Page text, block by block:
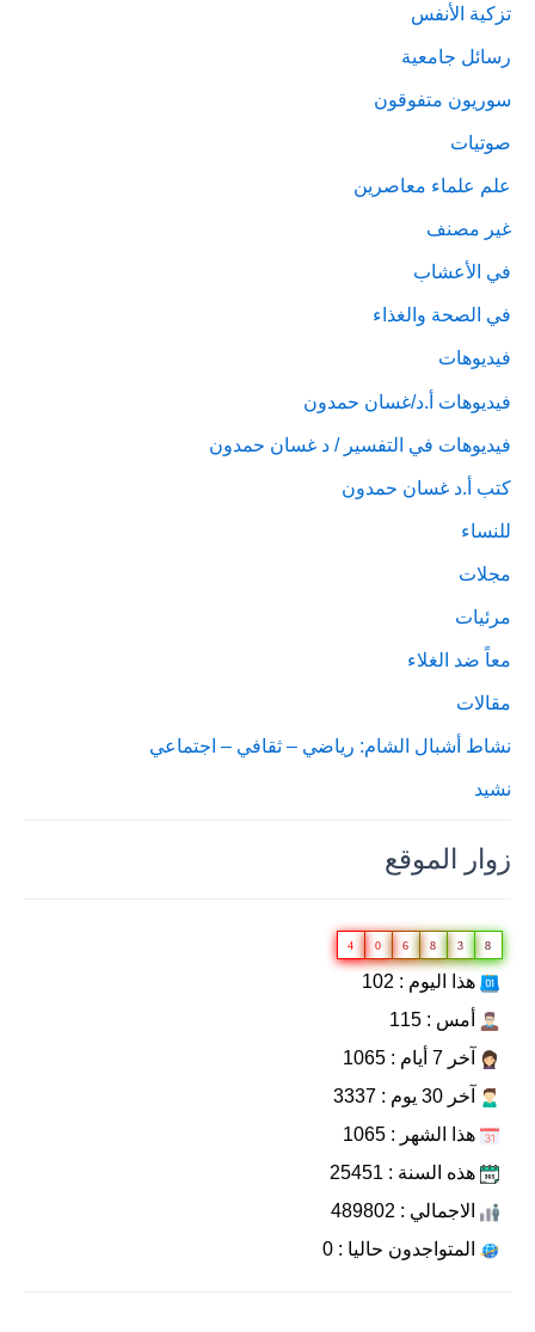
تزكية الأنفس
رسائل جامعية
سوريون متفوقون
صوتيات
علم علماء معاصرين
غير مصنف
في الأعشاب
في الصحة والغذاء
فيديوهات
فيديوهات أ.د/غسان حمدون
فيديوهات في التفسير / د غسان حمدون
كتب أ.د غسان حمدون
للنساء
مجلات
مرئيات
معاً ضد الغلاء
مقالات
نشاط أشبال الشام: رياضي – ثقافي – اجتماعي
نشيد
زوار الموقع
4 0 6 8 3 8
هذا اليوم : 102
أمس : 115
آخر 7 أيام : 1065
آخر 30 يوم : 3337
هذا الشهر : 1065
هذه السنة : 25451
الاجمالي : 489802
المتواجدون حاليا : 0